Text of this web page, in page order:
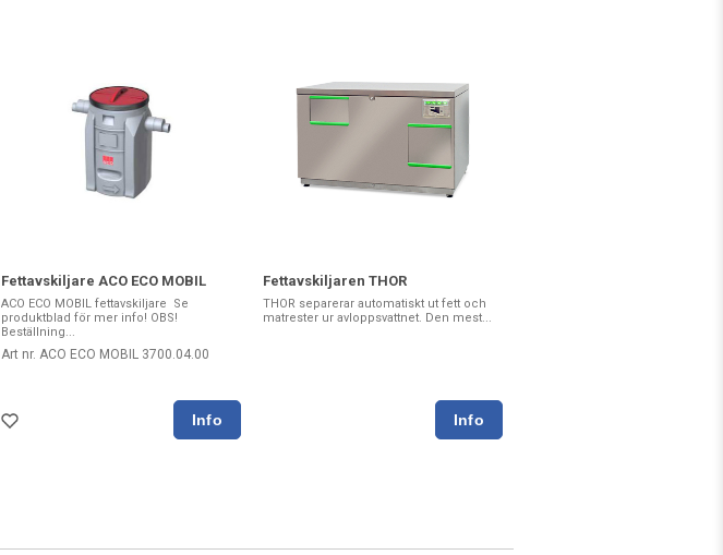
Fettavskiljare ACO ECO MOBIL
ACO ECO MOBIL fettavskiljare Se
produktblad för mer info! OBS!
Beställning...
Art nr. ACO ECO MOBIL 3700.04.00
Fettavskiljaren THOR
THOR separerar automatiskt ut fett och
matrester ur avloppsvattnet. Den mest...